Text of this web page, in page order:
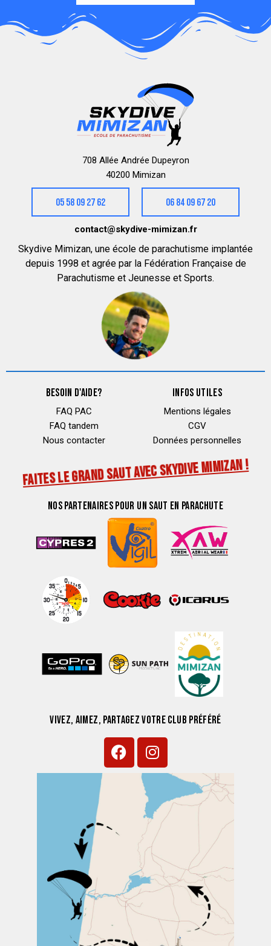
708 Allée Andrée Dupeyron
40200 Mimizan
05 58 09 27 62 06 84 09 67 20
contact@skydive-mimizan.fr
Skydive Mimizan, une école de parachutisme implantée
depuis 1998 et agrée par la Fédération Française de
Parachutisme et Jeunesse et Sports.
BESOIN D'AIDE?
FAQ PAC
FAQ tandem
Nous contacter
INFOS UTILES
Mentions légales
CGV
Données personnelles
FAITES LE GRAND SAUT AVEC SKYDIVE MIMIZAN !
NOS PARTENAIRES POUR UN SAUT EN PARACHUTE
VIVEZ, AIMEZ, PARTAGEZ VOTRE CLUB PRÉFÉRÉ